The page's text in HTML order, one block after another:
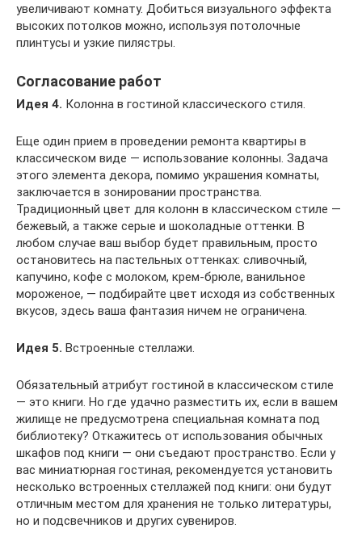
увеличивают комнату. Добиться визуального эффекта
высоких потолков можно, используя потолочные
плинтусы и узкие пилястры.
Согласование работ
Идея 4. Колонна в гостиной классического стиля.
Еще один прием в проведении ремонта квартиры в
классическом виде — использование колонны. Задача
этого элемента декора, помимо украшения комнаты,
заключается в зонировании пространства.
Традиционный цвет для колонн в классическом стиле —
бежевый, а также серые и шоколадные оттенки. В
любом случае ваш выбор будет правильным, просто
остановитесь на пастельных оттенках: сливочный,
капучино, кофе с молоком, крем-брюле, ванильное
мороженое, — подбирайте цвет исходя из собственных
вкусов, здесь ваша фантазия ничем не ограничена.
Идея 5. Встроенные стеллажи.
Обязательный атрибут гостиной в классическом стиле
— это книги. Но где удачно разместить их, если в вашем
жилище не предусмотрена специальная комната под
библиотеку? Откажитесь от использования обычных
шкафов под книги — они съедают пространство. Если у
вас миниатюрная гостиная, рекомендуется установить
несколько встроенных стеллажей под книги: они будут
отличным местом для хранения не только литературы,
но и подсвечников и других сувениров.